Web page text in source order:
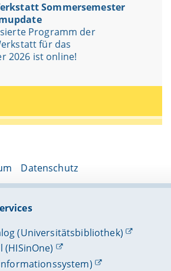
Sommersemester
Programm der
für das
2026 ist online!
Datenschutz
(Universitätsbibliothek)